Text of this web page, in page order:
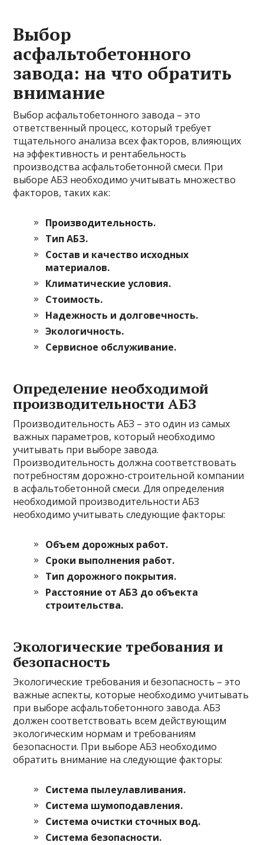
Выбор
асфальтобетонного
завода: на что обратить
внимание
Выбор асфальтобетонного завода – это
ответственный процесс, который требует
тщательного анализа всех факторов, влияющих
на эффективность и рентабельность
производства асфальтобетонной смеси. При
выборе АБЗ необходимо учитывать множество
факторов, таких как:
Производительность.
Тип АБЗ.
Состав и качество исходных
материалов.
Климатические условия.
Стоимость.
Надежность и долговечность.
Экологичность.
Сервисное обслуживание.
Определение необходимой
производительности АБЗ
Производительность АБЗ – это один из самых
важных параметров, который необходимо
учитывать при выборе завода.
Производительность должна соответствовать
потребностям дорожно-строительной компании
в асфальтобетонной смеси. Для определения
необходимой производительности АБЗ
необходимо учитывать следующие факторы:
Объем дорожных работ.
Сроки выполнения работ.
Тип дорожного покрытия.
Расстояние от АБЗ до объекта
строительства.
Экологические требования и
безопасность
Экологические требования и безопасность – это
важные аспекты, которые необходимо учитывать
при выборе асфальтобетонного завода. АБЗ
должен соответствовать всем действующим
экологическим нормам и требованиям
безопасности. При выборе АБЗ необходимо
обратить внимание на следующие факторы:
Система пылеулавливания.
Система шумоподавления.
Система очистки сточных вод.
Система безопасности.